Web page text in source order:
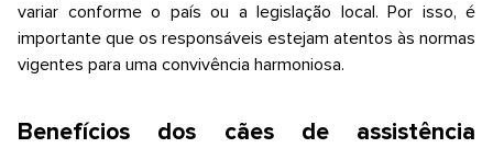
variar conforme o país ou a legislação local. Por isso, é
importante que os responsáveis estejam atentos às normas
vigentes para uma convivência harmoniosa.
Benefícios dos cães de assistência